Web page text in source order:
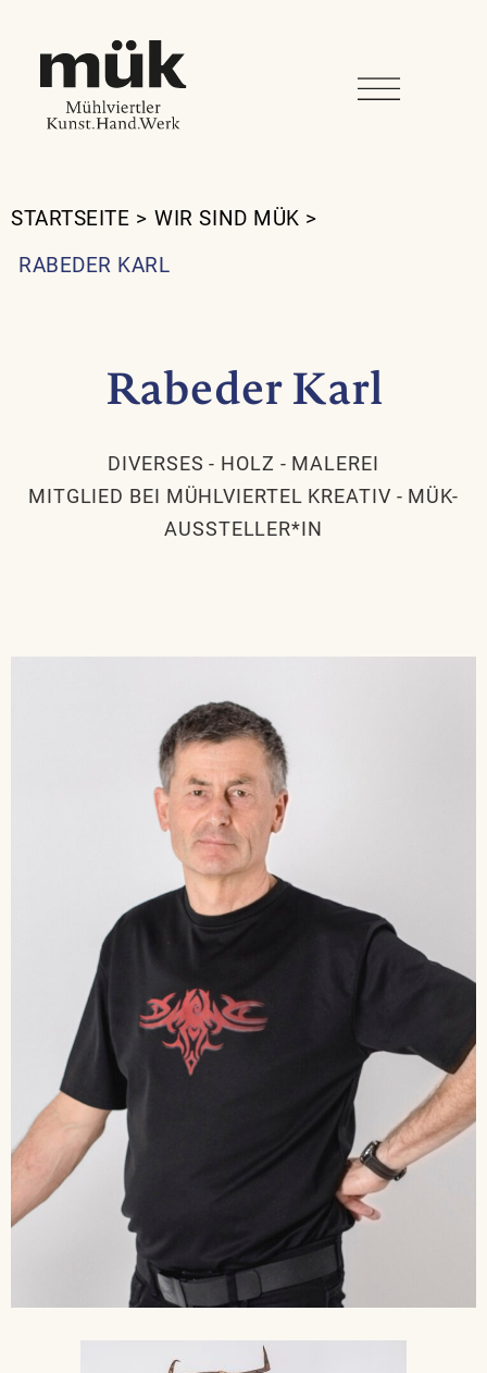
STARTSEITE > WIR SIND MÜK >
RABEDER KARL
Rabeder Karl
DIVERSES - HOLZ - MALEREI
MITGLIED BEI MÜHLVIERTEL KREATIV - MÜK-
AUSSTELLER*IN